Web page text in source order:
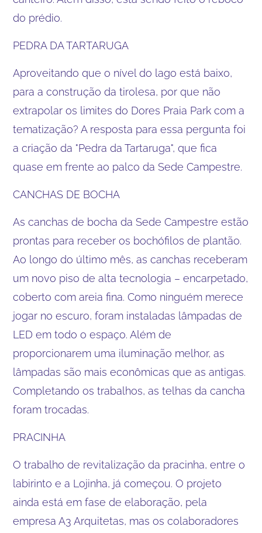
do prédio.
PEDRA DA TARTARUGA
Aproveitando que o nível do lago está baixo,
para a construção da tirolesa, por que não
extrapolar os limites do Dores Praia Park com a
tematização? A resposta para essa pergunta foi
a criação da "Pedra da Tartaruga", que fica
quase em frente ao palco da Sede Campestre.
CANCHAS DE BOCHA
As canchas de bocha da Sede Campestre estão
prontas para receber os bochófilos de plantão.
Ao longo do último mês, as canchas receberam
um novo piso de alta tecnologia – encarpetado,
coberto com areia fina. Como ninguém merece
jogar no escuro, foram instaladas lâmpadas de
LED em todo o espaço. Além de
proporcionarem uma iluminação melhor, as
lâmpadas são mais econômicas que as antigas.
Completando os trabalhos, as telhas da cancha
foram trocadas.
PRACINHA
O trabalho de revitalização da pracinha, entre o
labirinto e a Lojinha, já começou. O projeto
ainda está em fase de elaboração, pela
empresa A3 Arquitetas, mas os colaboradores